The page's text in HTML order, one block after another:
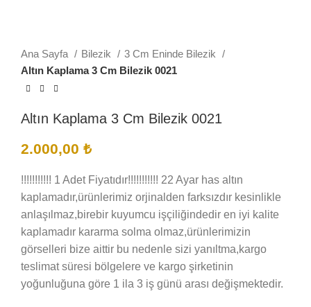
Ana Sayfa Bilezik
3 Cm Eninde Bilezik
Altın Kaplama 3 Cm Bilezik 0021
Altın Kaplama 3 Cm Bilezik 0021
2.000,00 ₺
!!!!!!!!!!! 1 Adet Fiyatıdır!!!!!!!!!!! 22 Ayar has altın
kaplamadır,ürünlerimiz orjinalden farksızdır kesinlikle
anlaşılmaz,birebir kuyumcu işçiliğindedir en iyi kalite
kaplamadır kararma solma olmaz,ürünlerimizin
görselleri bize aittir bu nedenle sizi yanıltma,kargo
teslimat süresi bölgelere ve kargo şirketinin
yoğunluğuna göre 1 ila 3 iş günü arası değişmektedir.